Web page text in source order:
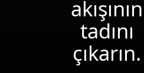
akışının
tadını
çıkarın.